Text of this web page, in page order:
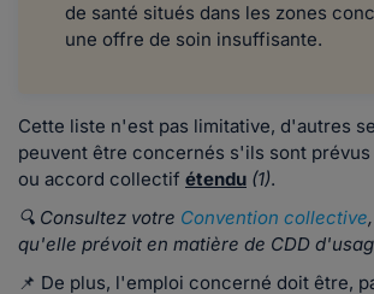
de santé situés dans les zones
une offre de soin insuffisante.​​
Cette liste n'est pas limitative, d'autres
peuvent être concernés s'ils sont
ou accord collectif étendu (1).
🔍 Consultez votre Convention collective
qu'elle prévoit en matière de CDD
📌 De plus, l'emploi concerné doit être,